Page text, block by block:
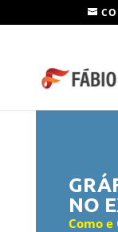
NO
Como